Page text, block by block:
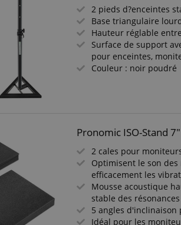
2 pieds d?enceintes
Base triangulaire
Hauteur réglable
Surface de support
pour enceintes,
Couleur : noir poudré
Pronomic ISO-Stand
2 cales pour
Optimisent le son
efficacement les
Mousse acoustique
stable des résonances
5 angles
Idéal pour les